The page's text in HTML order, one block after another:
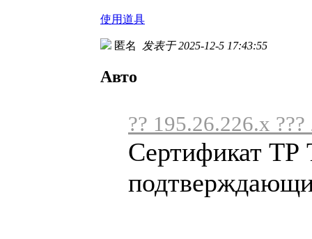
使用道具
匿名 发表于 2025-12-5 17:43:55
Авто
?? 195.26.226.x
Сертификат ТР